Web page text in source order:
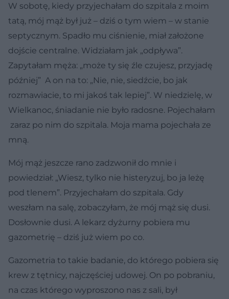
W sobotę, kiedy przyjechałam do szpitala z moim
tatą, mój mąż był już – dziś o tym wiem – w stanie
septycznym. Spadło mu ciśnienie, miał założone
dojście centralne. Widziałam jak „odpływa”.
Zapytałam męża: „może ty się źle czujesz, przyjadę
później” A on na to: „Nie, nie, siedźcie, bo jak
rozmawiacie, to mi jakoś tak lepiej”. W niedzielę, w
Wielkanoc, śniadanie nie było radosne. Pojechałam
zaraz po nim do szpitala. Moja mama pojechała ze
mną.
Mój mąż jeszcze rano zadzwonił do mnie i
powiedział: „Wiesz, tylko nie histeryzuj, bo ja leżę
pod tlenem”. Przyjechałam do szpitala. Gdy
weszłam na salę, zobaczyłam, że mój mąż się dusi.
Dosłownie dusi. A lekarz dyżurny pobiera mu
gazometrię – dziś już wiem po co.
Gazometria to takie badanie, do którego pobiera się
krew z tętnicy, najczęściej udowej. On po pobraniu,
na czas którego wyproszono nas z sali, był